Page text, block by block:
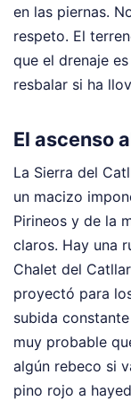
en las piernas.
respeto. El
que el drenaje
resbalar si ha
El ascenso
La Sierra del
un macizo
Pirineos y de la
claros. Hay una
Chalet del
proyectó para
subida
muy probable
algún rebeco si
pino rojo a